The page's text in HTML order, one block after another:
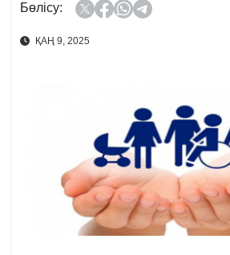
Бөлісу:
ҚАҢ 9, 2025